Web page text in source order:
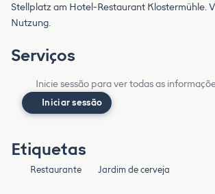
Stellplatz am Hotel-Restaurant Klostermühle.
Nutzung.
Serviços
Inicie sessão para ver todas as
Iniciar sessão
Etiquetas
Restaurante Jardim de cerveja